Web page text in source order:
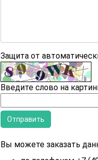
Защита от
Введите слово на
Вы можете заказать